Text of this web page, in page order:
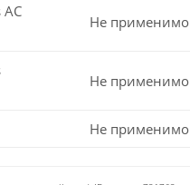
Не применимо
Не применимо
Не применимо